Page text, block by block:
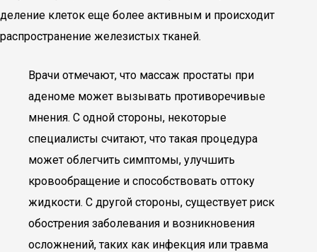
деление клеток еще более активным и происходит
распространение железистых тканей.
Врачи отмечают, что массаж простаты при
аденоме может вызывать противоречивые
мнения. С одной стороны, некоторые
специалисты считают, что такая процедура
может облегчить симптомы, улучшить
кровообращение и способствовать оттоку
жидкости. С другой стороны, существует риск
обострения заболевания и возникновения
осложнений, таких как инфекция или травма